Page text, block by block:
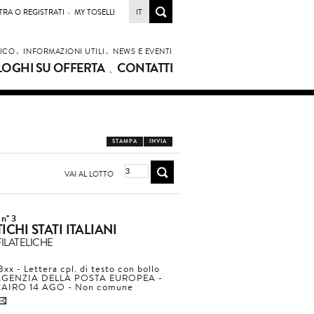
IT
O REGISTRATI MY TOSELLI
NEWS E EVENTI
INFORMAZIONI UTILI
SU OFFERTA CONTATTI
INVIA
STAMPA
VAI AL LOTTO
3
STATI ITALIANI
- Lettera cpl. di testo con bollo
DELLA POSTA EUROPEA -
14 AGO - Non comune